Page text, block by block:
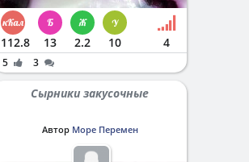
112.8 13 2.2 10 4
5 3
Сырники закусочные
Автор Море Перемен